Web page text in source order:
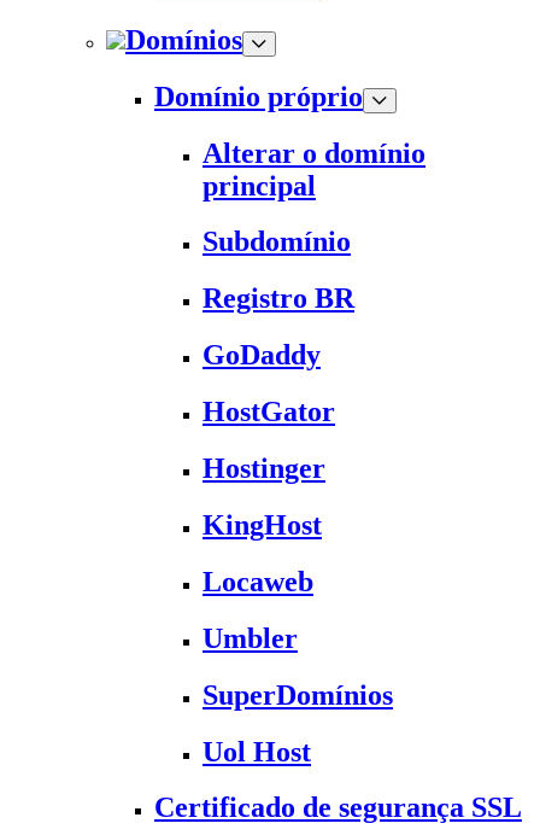
Domínios
Domínio próprio
Alterar o domínio
principal
Subdomínio
Registro BR
GoDaddy
HostGator
Hostinger
KingHost
Locaweb
Umbler
SuperDomínios
Uol Host
Certificado de segurança SSL